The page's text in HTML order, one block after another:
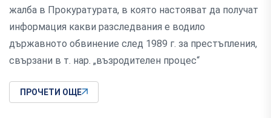
жалба в Прокуратурата, в която настояват да получат
информация какви разследвания е водило
държавното обвинение след 1989 г. за престъпления,
свързани в т. нар. „възродителен процес“
ПРОЧЕТИ ОЩЕ